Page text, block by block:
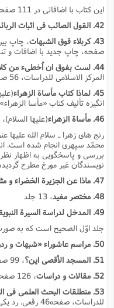
این کتاب با اضافاتى در 111 صفحه در بیروت تجدید چاپ شده است.
42. القول الصائب فى اثبات الربائب.
43. کربلاء فوق الشبهات
صفحه، چاپ جدید با اضافات و تنقیحات
44. لست بفوق ان اُخطىء من کلام الامام على
المرکز الاسلامى للدراسات، 56 صفحه.
45. لماذا کتاب مأساة الزهراء
انگیزه تألیف کتاب «مأسا
46. مأساة الزهراء
(علیها السلام)، 2 جلد
رنج هاى زهرا ـ سلام الله
محمّد سپهرى انجام شده است.
بررسى و پاسخگویى به اظهار
نویسندگان غیر مورخ مطرح
47. ماذا عن الجزیرة الخضراء و مثلث برموداء؟!
48. مختصر مفید
، 13 جلد
49. المدخل لدراسة السیرة النبویة
جلد اوّل الصحیح است که به
50. مراسم عاشوراء «شبهات و ردود»
51. المسجد الأقصى این؟
، 99 صفحه، چاپ بیروت.
52. مقالات و دراسات
، 126 صفحه، چاپ بیروت.
53. منطلقات البحث العلمى فى السیرة النبویه،
للدراسات، صفحه46 رقعى. رد یکى از علماى معاصر لبنان است